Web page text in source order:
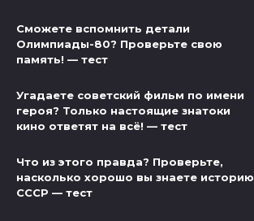
Сможете вспомнить детали
Олимпиады-80? Проверьте свою
память! — тест
Угадаете советский фильм по имени
героя? Только настоящие знатоки
кино ответят на всё! — тест
Что из этого правда? Проверьте,
насколько хорошо вы знаете историю
СССР — тест